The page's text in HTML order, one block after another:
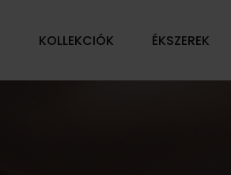
KOLLEKCIÓK ÉKSZEREK